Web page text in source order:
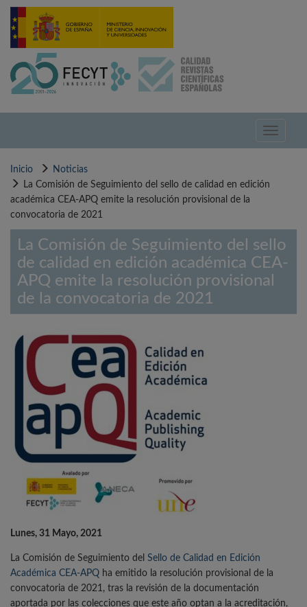
Pasar
contenido
Toggle
Inicio
Noticias
La Comisión de Seguimiento del sello de calidad en edición
académica CEA-APQ emite la resolución provisional de la
convocatoria de 2021
La Comisión de Seguimiento del sello
de calidad en edición académica CEA-
APQ emite la resolución provisional
de la convocatoria de 2021
Lunes, 31 Mayo, 2021
La Comisión de Seguimiento del Sello de Calidad en Edición
Académica CEA-APQ ha emitido la resolución provisional de la
convocatoria de 2021, tras la revisión de la documentación
aportada por las colecciones que este año optan a la acreditación,